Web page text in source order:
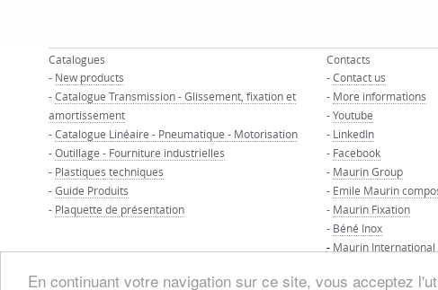
En continuant votre navigation sur ce site, vous acceptez
Catalogues
- New products
-Catalogue Transmission - Glissement, fixation et
amortissement
-Catalogue Linéaire - Pneumatique - Motorisation
-Outillage - Fourniture industrielles
- Plastiques techniques
-Guide Produits
- Plaquette de présentation
Contacts
-Contact us
- More informations
-Youtube
- LinkedIn
- Facebook
- Maurin Group
- Emile Maurin
- Maurin Fixation
- Béné Inox
- Maurin International